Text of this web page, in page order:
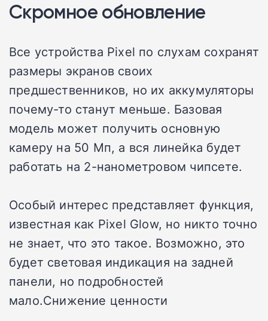
Скромное обновление
Все устройства Pixel по слухам сохранят
размеры экранов своих
предшественников, но их аккумуляторы
почему-то станут меньше. Базовая
модель может получить основную
камеру на 50 Мп, а вся линейка будет
работать на 2-нанометровом чипсете.
Особый интерес представляет функция,
известная как Pixel Glow, но никто точно
не знает, что это такое. Возможно, это
будет световая индикация на задней
панели, но подробностей
мало.Снижение ценности